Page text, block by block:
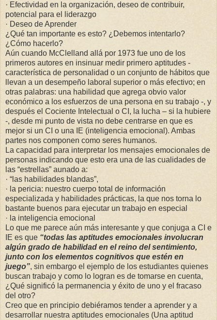
· Efectividad en la organización, deseo de contribuir,
potencial para el liderazgo
· Deseo de Aprender
¿Qué tan importante es esto? ¿Debemos intentarlo?
¿Cómo hacerlo?
Aún cuando McClelland allá por 1973 fue uno de los
primeros autores en insinuar medir primero aptitudes -
característica de personalidad o un conjunto de hábitos que
llevan a un desempeño laboral superior o más efectivo; en
otras palabras: una habilidad que agrega obvio valor
económico a los esfuerzos de una persona en su trabajo -, y
después el Cociente Intelectual o CI, la lucha – si la hubiere
-, desde mi punto de vista no debe centrarse en que es
mejor si un CI o una IE (inteligencia emocional). Ambas
partes nos componen como seres humanos.
La capacidad para interpretar los mensajes emocionales de
personas indicando que esto era una de las cualidades de
las “estrellas” aunado a:
· “las habilidades blandas”,
· la pericia: nuestro cuerpo total de información
especializada y habilidades prácticas, la que nos torna lo
bastante buenos para ejecutar un trabajo en especial
· la inteligencia emocional
Lo que me parece aún más interesante y que conjuga a CI e
IE es que “todas las aptitudes emocionales involucran
algún grado de habilidad en el reino del sentimiento,
junto con los elementos cognitivos que estén en
juego”, sin embargo el ejemplo de los estudiantes quienes
buscan trabajo y como lo logran es de tomarse en cuenta,
¿Qué significó la permanencia y éxito de uno y el fracaso
del otro?
Creo que en principio debiéramos tender a aprender y a
desarrollar nuestra aptitudes emocionales (Una aptitud